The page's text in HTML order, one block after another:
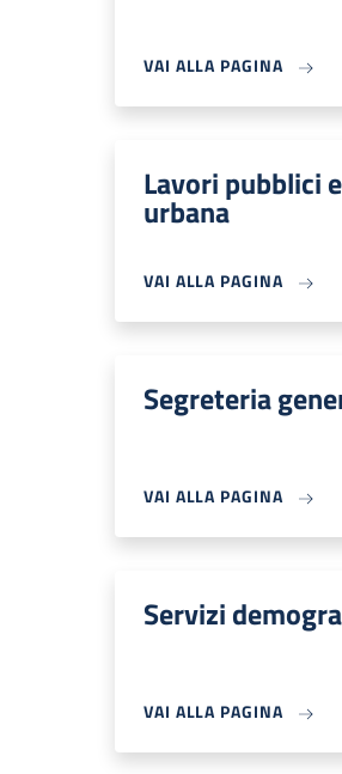
VAI ALLA PAGINA
Lavori pubblici
urbana
VAI ALLA PAGINA
Segreteria
VAI ALLA PAGINA
Servizi
VAI ALLA PAGINA